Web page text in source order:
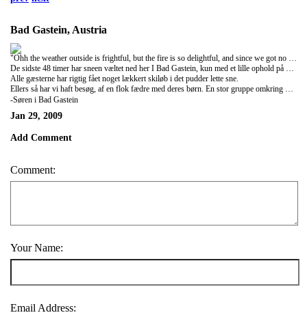
Bad Gastein, Austria
"Ohh the weather outside is frightful, but the fire is so delightful, and since we got no place to go, LET IT SNOW LET IT SNOW" Endelig kom den halve meter sne som vi har vente på i en måned, og ved I hvad? Den var vær at vente på:-)
De sidste 48 timer har sneen væltet ned her I Bad Gastein, kun med et lille ophold på et par timer i dag, og heldigvis faldt dette lige sammen med vores picnic, hvor heldig kan man være?
Alle gæsterne har rigtig fået noget lækkert skiløb i det pudder lette sne.
Ellers så har vi haft besøg, af en flok fædre med deres børn. En stor gruppe omkring 40 personer, her var der ingen koner eller mødre med, en rigtig god tradition som de gentager år efter år. Om det var børnene eller fædrene der hyggede sig mest, var svært at sige, men smilende på deres ansigter ved afrejse var ikke til at tage fejl af.
-Søren i Bad Gastein
Jan 29, 2009
Add Comment
Comment:
Your Name:
Email Address: